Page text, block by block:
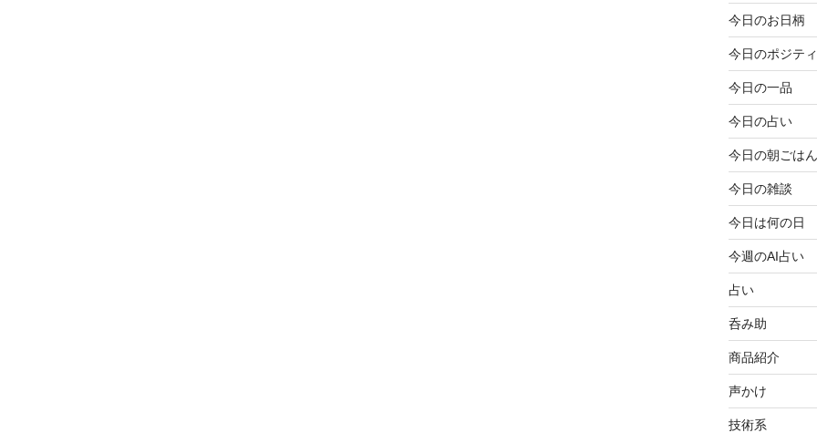
今日のお日柄
今日のポジテ
今日の一品
今日の占い
今日の朝ごはん
今日の雑談
今日は何の日
今週のAI占い
占い
呑み助
商品紹介
声かけ
技術系